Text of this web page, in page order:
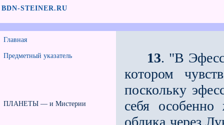
BDN-STEINER.RU
Главная
Предметный указатель
ПЛАНЕТЫ — и Мистерии
13. "В
котором
поскольку
себя особенно
облика через